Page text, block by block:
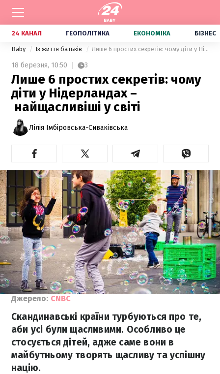
24 КАНАЛ ГЕОПОЛІТИКА ЕКОНОМІКА БІЗНЕС
Baby Із життя батьків Лише 6 простих секретів: чому діти у Нідерландах – найщасливіші у світі
18 березня, 10:50 3
Лише 6 простих секретів: чому
діти у Нідерландах –
найщасливіші у світі
Лілія Імбіровська-Сиваківська
Джерело: CNBC
Скандинавські країни турбуються про те,
аби усі були щасливими. Особливо це
стосується дітей, адже саме вони в
майбутньому творять щасливу та успішну
націю.